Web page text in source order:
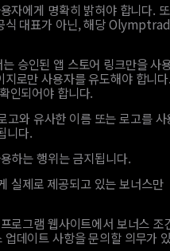
자에게 명확히 밝혀야 합니다.
식 대표가 아닌, 해당
승인된 앱 스토어 링크만을 사
로만 사용자를 유도해야 합니
인되어야 합니다.
와 유사한 이름 또는 로고를 사
니다.
하는 행위는 금지됩니다.
실제로 제공되고 있는 보너스만
로그램 웹사이트에서 보너스 조
데이트 사항을 문의할 의무가